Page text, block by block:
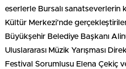
eserlerle Bursalı sanatseverlerin
Kültür Merkezi’nde
Büyükşehir Belediye Başkanı
Uluslararası Müzik Yarışması
Festival Sorumlusu Elena Çekiç